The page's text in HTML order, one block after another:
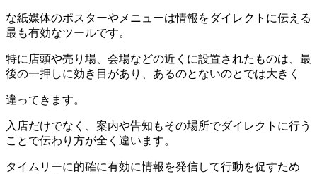
な紙媒体のポスターやメニューは情報をダイレクトに伝える
最も有効なツールです。
特に店頭や売り場、会場などの近くに設置されたものは、最
後の一押しに効き目があり、あるのとないのとでは大きく
違ってきます。
入店だけでなく、案内や告知もその場所でダイレクトに行う
ことで伝わり方が全く違います。
タイムリーに的確に有効に情報を発信して行動を促すため